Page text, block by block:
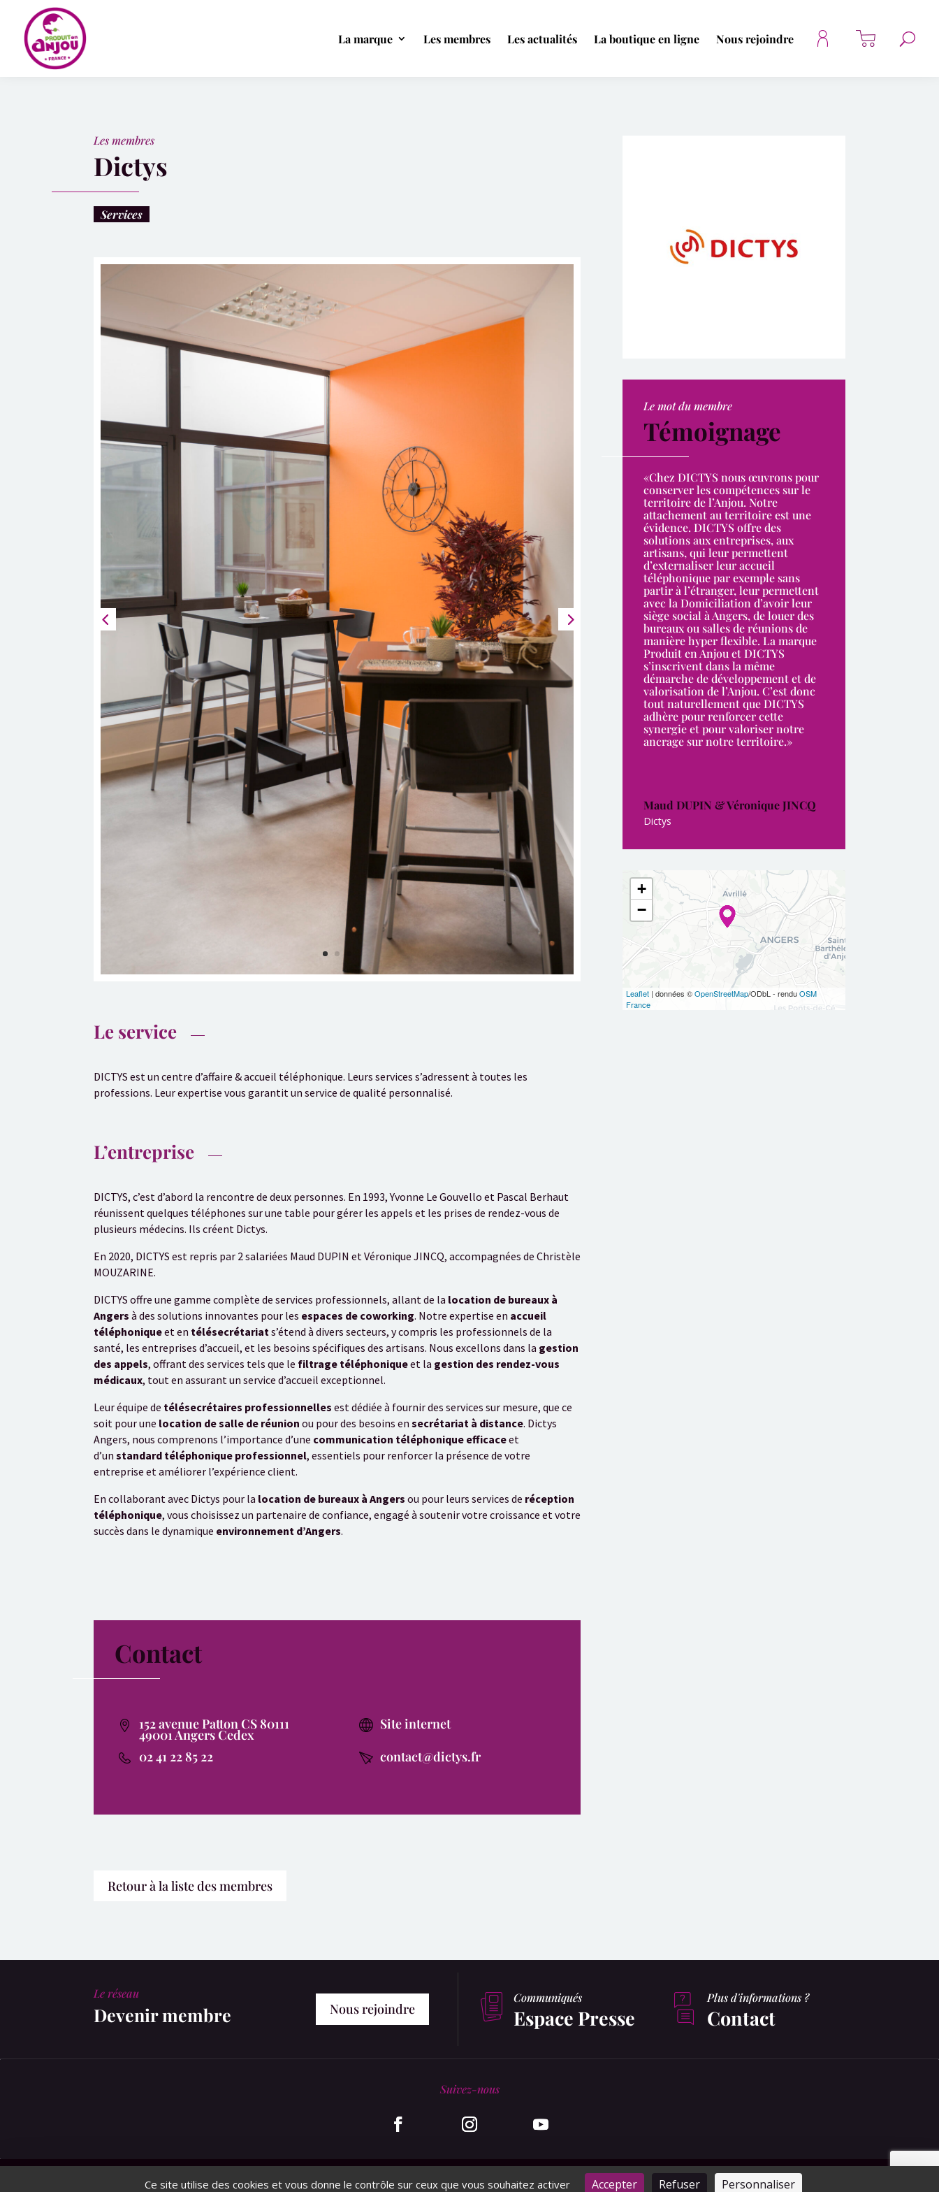
La marque Les membres Les actualités La boutique en ligne Nous rejoindre
Les membres
Dictys
Services
Le service
DICTYS est un centre d’affaire & accueil téléphonique. Leurs services s’adressent à toutes les
professions. Leur expertise vous garantit un service de qualité personnalisé.
L’entreprise
DICTYS, c’est d’abord la rencontre de deux personnes. En 1993, Yvonne Le Gouvello et Pascal Berhaut
réunissent quelques téléphones sur une table pour gérer les appels et les prises de rendez-vous de
plusieurs médecins. Ils créent Dictys.
En 2020, DICTYS est repris par 2 salariées Maud DUPIN et Véronique JINCQ, accompagnées de Christèle
MOUZARINE.
DICTYS offre une gamme complète de services professionnels, allant de la location de bureaux à
Angers à des solutions innovantes pour les espaces de coworking. Notre expertise en accueil
téléphoniqueet en télésecrétariats’étend à divers secteurs, y compris les professionnels de la
santé, les entreprises d’accueil, et les besoins spécifiques des artisans. Nous excellons dans la gestion
des appels, offrant des services tels que le filtrage téléphoniqueet la gestion des rendez-vous
médicaux, tout en assurant un service d’accueil exceptionnel.
Leur équipe de télésecrétaires professionnelles est dédiée à fournir des services sur mesure, que ce
soit pour une location de salle de réunion ou pour des besoins ensecrétariat à distance. Dictys
Angers, nous comprenons l’importance d’une communication téléphonique efficaceet
d’unstandard téléphonique professionnel, essentiels pour renforcer la présence de votre
entreprise et améliorer l’expérience client.
En collaborant avec Dictys pour la location de bureaux à Angers ou pour leurs services de réception
téléphonique, vous choisissez un partenaire de confiance, engagé à soutenir votre croissance et votre
succès dans le dynamique environnement d’Angers.
Contact
152 avenue Patton CS 80111
49001 Angers Cedex
Site internet
02 41 22 85 22
contact@dictys.fr
Retour à la liste des membres
Le mot du membre
Témoignage
«Chez DICTYS nous œuvrons pour
conserver les compétences sur le
territoire de l’Anjou. Notre
attachement au territoire est une
évidence. DICTYS offre des
solutions aux entreprises, aux
artisans, qui leur permettent
d’externaliser leur accueil
téléphonique par exemple sans
partir à l’étranger, leur permettent
avec la Domiciliation d’avoir leur
siège social à Angers, de louer des
bureaux ou salles de réunions de
manière hyper flexible. La marque
Produit en Anjou et DICTYS
s’inscrivent dans la même
démarche de développement et de
valorisation de l’Anjou. C’est donc
tout naturellement que DICTYS
adhère pour renforcer cette
synergie et pour valoriser notre
ancrage sur notre territoire.»
Maud DUPIN & Véronique JINCQ
Dictys
+
−
Leaflet| données ©OpenStreetMap/ODbL - renduOSM
France
Le réseau
Devenir membre Nous rejoindre
Communiqués
Espace Presse
Plus d'informations ?
Contact
Suivez-nous
© MonaGraphic 2020 Plan du site Mentions légales
Panneau de gestion des cookies
Ce site utilise des cookies et vous donne le contrôle sur ceux que vous souhaitez activer Accepter Refuser Personnaliser